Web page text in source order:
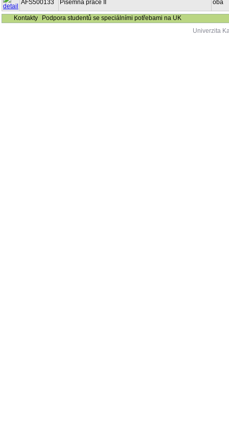
AFS500133 Písemná práce II oba
Kontakty
Podpora studentů se speciálními potřebami na UK
Univerzita